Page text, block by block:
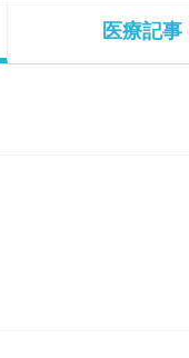
医療記事